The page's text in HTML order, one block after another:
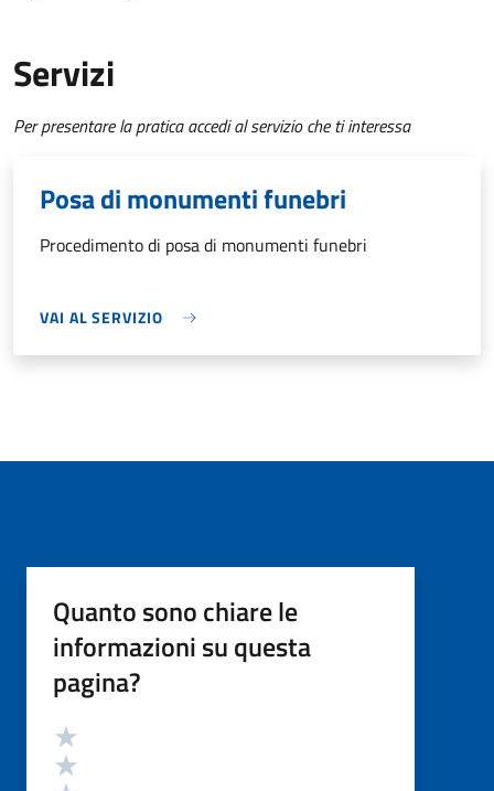
Servizi
Per presentare la pratica accedi al servizio che ti interessa
Posa di monumenti funebri
Procedimento di posa di monumenti funebri
VAI AL SERVIZIO
Quanto sono chiare le
informazioni su questa
pagina?
Valutazione